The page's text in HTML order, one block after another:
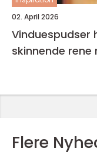
02. April 2026
Vinduespudser herning
skinnende
Flere